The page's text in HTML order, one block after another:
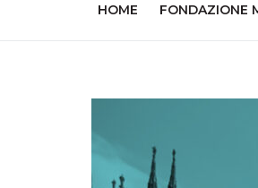
HOME (CURRENT)
FONDAZIONE